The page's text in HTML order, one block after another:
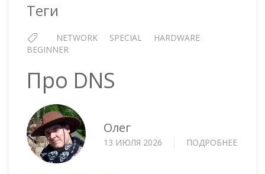
Теги
NETWORK SPECIAL
HARDWARE
BEGINNER
Про DNS
Олег
13 ИЮЛЯ 2026 ПОДРОБНЕЕ